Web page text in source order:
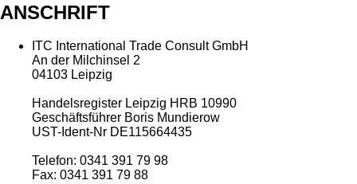
ANSCHRIFT
ITC International Trade Consult GmbH
An der Milchinsel 2
04103 Leipzig
Handelsregister Leipzig HRB 10990
Geschäftsführer Boris Mundierow
UST-Ident-Nr DE115664435
Telefon: 0341 391 79 98
Fax: 0341 391 79 88